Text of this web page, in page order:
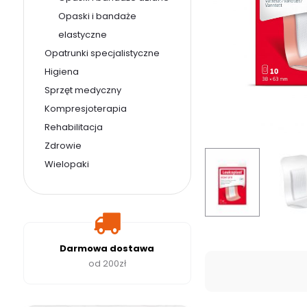
Opaski i bandaże
elastyczne
Opatrunki specjalistyczne
Higiena
Sprzęt medyczny
Kompresjoterapia
Rehabilitacja
Zdrowie
Wielopaki
Darmowa dostawa
od 200zł